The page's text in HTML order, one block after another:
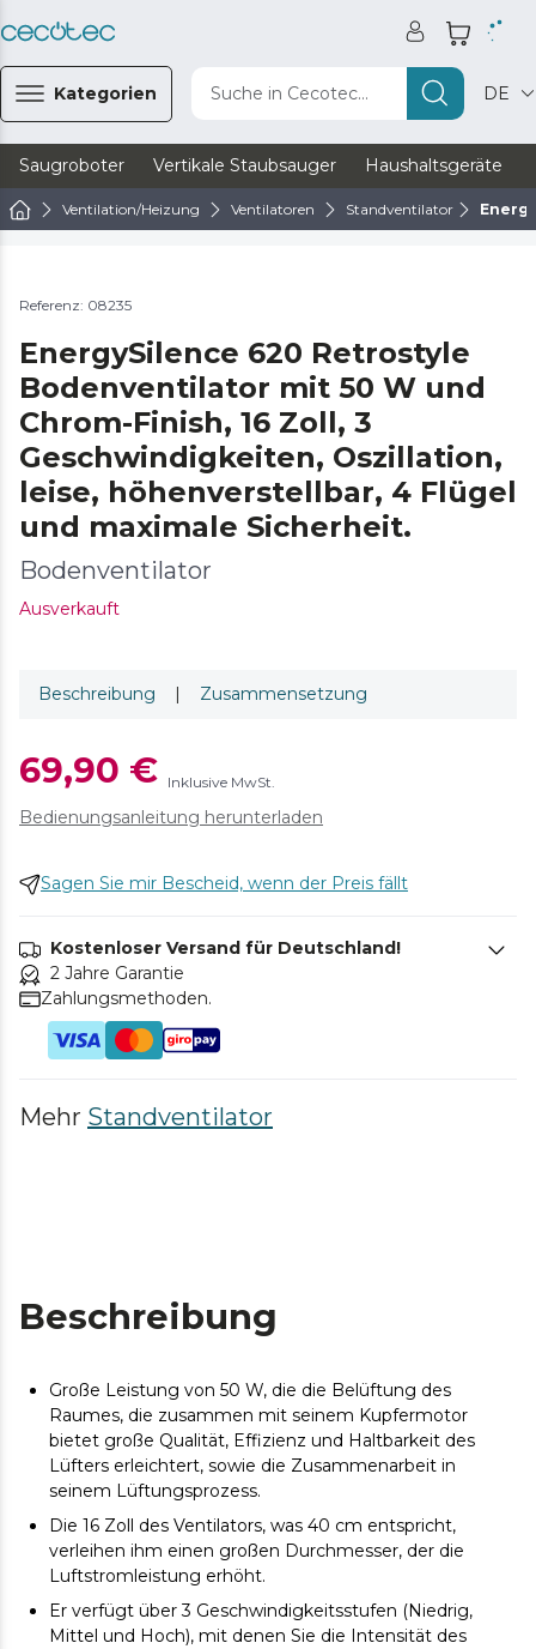
Kategorien Suche in Cecotec... DE
Saugroboter Vertikale Staubsauger Haushaltsgeräte
Ventilation/Heizung Ventilatoren Standventilator
Referenz: 08235
EnergySilence 620 Retrostyle
Bodenventilator mit 50 W und
Chrom-Finish, 16 Zoll, 3
Geschwindigkeiten, Oszillation,
leise, höhenverstellbar, 4 Flügel
und maximale Sicherheit.
Bodenventilator
Ausverkauft
Beschreibung | Zusammensetzung
69,90 € Inklusive MwSt.
Bedienungsanleitung herunterladen
Sagen Sie mir Bescheid, wenn der Preis fällt
Kostenloser Versand für Deutschland!
2 Jahre Garantie
Zahlungsmethoden.
Mehr Standventilator
Beschreibung
Große Leistung von 50 W, die die Belüftung des
Raumes, die zusammen mit seinem Kupfermotor
bietet große Qualität, Effizienz und Haltbarkeit des
Lüfters erleichtert, sowie die Zusammenarbeit in
seinem Lüftungsprozess.
Die 16 Zoll des Ventilators, was 40 cm entspricht,
verleihen ihm einen großen Durchmesser, der die
Luftstromleistung erhöht.
Er verfügt über 3 Geschwindigkeitsstufen (Niedrig,
Mittel und Hoch), mit denen Sie die Intensität des